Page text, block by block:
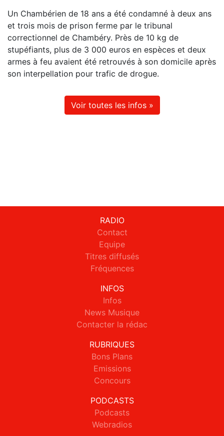
Un Chambérien de 18 ans a été condamné à deux ans
et trois mois de prison ferme par le tribunal
correctionnel de Chambéry. Près de 10 kg de
stupéfiants, plus de 3 000 euros en espèces et deux
armes à feu avaient été retrouvés à son domicile après
son interpellation pour trafic de drogue.
Voir toutes les infos »
RADIO
Contact
Equipe
Titres diffusés
Fréquences
INFOS
Infos
News Musique
Contacter la rédac
RUBRIQUES
Bons Plans
Emissions
Concours
PODCASTS
Podcasts
Webradios